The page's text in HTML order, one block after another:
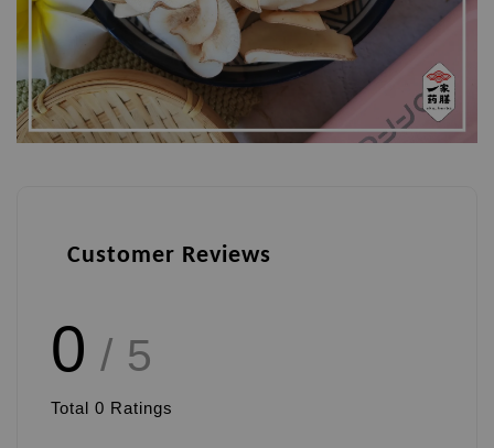
Customer Reviews
0 / 5
Total 0 Ratings